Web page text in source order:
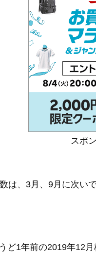
スポ
は、3月、9月に次い
ど1年前の2019年12